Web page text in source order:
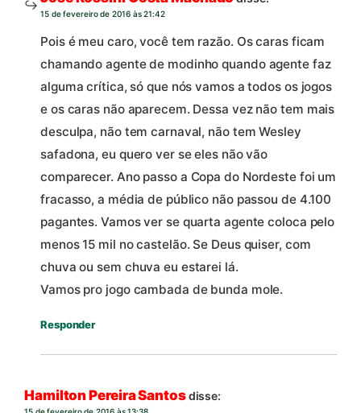
15 de fevereiro de 2016 às 21:42
Pois é meu caro, você tem razão. Os caras ficam
chamando agente de modinho quando agente faz
alguma crítica, só que nós vamos a todos os jogos
e os caras não aparecem. Dessa vez não tem mais
desculpa, não tem carnaval, não tem Wesley
safadona, eu quero ver se eles não vão
comparecer. Ano passo a Copa do Nordeste foi um
fracasso, a média de público não passou de 4.100
pagantes. Vamos ver se quarta agente coloca pelo
menos 15 mil no castelão. Se Deus quiser, com
chuva ou sem chuva eu estarei lá.
Vamos pro jogo cambada de bunda mole.
Responder
Hamilton Pereira Santosdisse: